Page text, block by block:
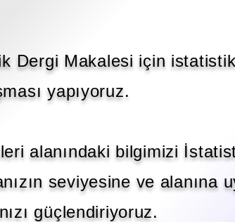
Dergi Makalesi için
yapıyoruz.
alanındaki bilgimizi
seviyesine ve alanına
güçlendiriyoruz.